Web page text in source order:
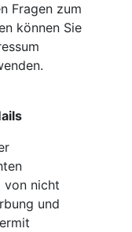
Fragen zum
können Sie
von nicht
und